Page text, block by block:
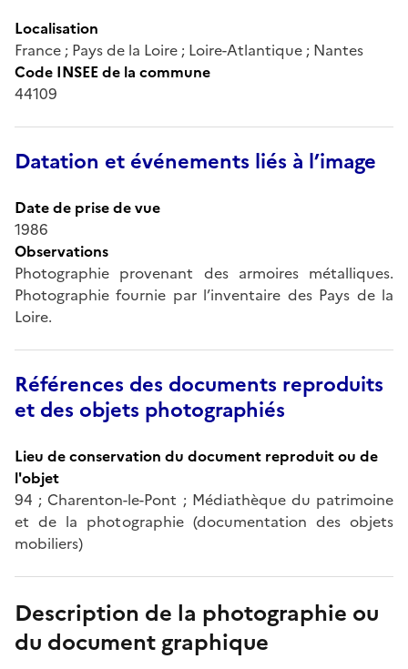
Localisation
France ; Pays de la Loire ; Loire-Atlantique ; Nantes
Code INSEE de la commune
44109
Datation et événements liés à l’image
Date de prise de vue
1986
Observations
Photographie provenant des armoires métalliques.
Photographie fournie par l’inventaire des Pays de la
Loire.
Références des documents reproduits
et des objets photographiés
Lieu de conservation du document reproduit ou de
l'objet
94 ; Charenton-le-Pont ; Médiathèque du patrimoine
et de la photographie (documentation des objets
mobiliers)
Description de la photographie ou
du document graphique